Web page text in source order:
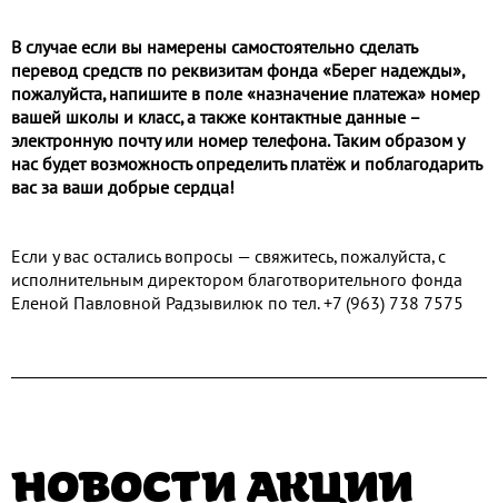
В случае если вы намерены самостоятельно сделать
перевод средств по реквизитам фонда «Берег надежды»,
пожалуйста, напишите в поле «назначение платежа» номер
вашей школы и класс, а также контактные данные –
электронную почту или номер телефона. Таким образом у
нас будет возможность определить платёж и поблагодарить
вас за ваши добрые сердца!
Если у вас остались вопросы — свяжитесь, пожалуйста, с
исполнительным директором благотворительного фонда
Еленой Павловной Радзывилюк по тел. +7 (963) 738 7575
НОВОСТИ АКЦИИ